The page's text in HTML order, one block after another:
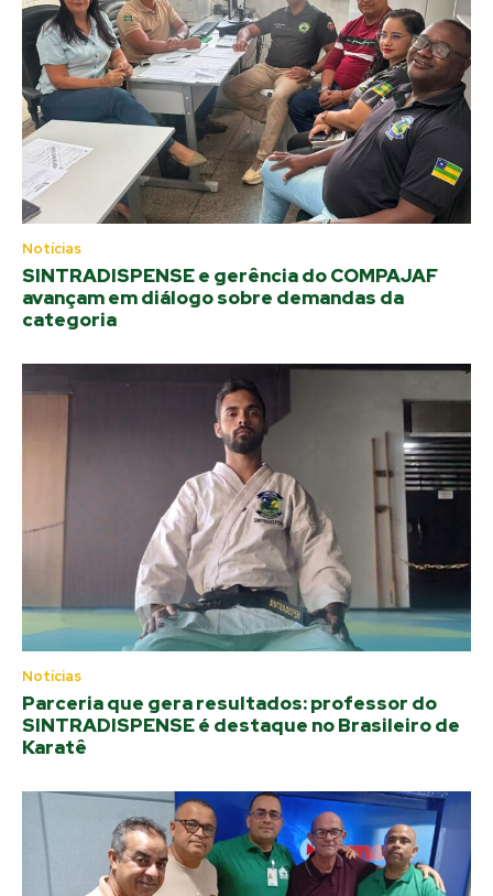
Notícias
SINTRADISPENSE e gerência do COMPAJAF
avançam em diálogo sobre demandas da
categoria
Notícias
Parceria que gera resultados: professor do
SINTRADISPENSE é destaque no Brasileiro de
Karatê